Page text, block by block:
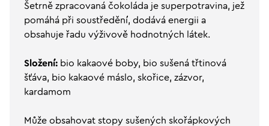
Šetrně zpracovaná čokoláda je superpotravina, jež
pomáhá při soustředění, dodává energii a
obsahuje řadu výživově hodnotných látek.
Složení: bio kakaové boby, bio sušená třtinová
šťáva, bio kakaové máslo, skořice, zázvor,
kardamom
Může obsahovat stopy sušených skořápkových